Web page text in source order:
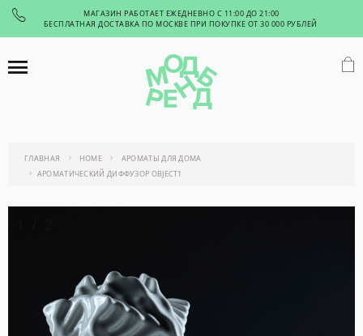
МАГАЗИН РАБОТАЕТ ЕЖЕДНЕВНО С 11:00 ДО 21:00
БЕСПЛАТНАЯ ДОСТАВКА ПО МОСКВЕ ПРИ ПОКУПКЕ ОТ 30 000 РУБЛЕЙ
ГЛАВНАЯ HOME
АРОМАТЫ ДЛЯ ДОМА
АРОМАТИЧЕСКИЙ ДИФФУЗОР OBJECT1